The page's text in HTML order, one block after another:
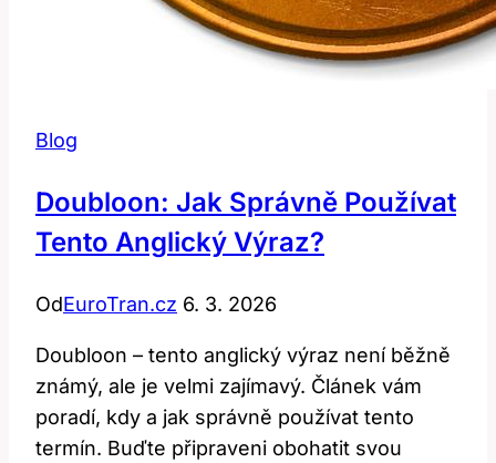
Blog
Doubloon: Jak Správně Používat
Tento Anglický Výraz?
OdEuroTran.cz 6. 3. 2026
Doubloon – tento anglický výraz není běžně
známý, ale je velmi zajímavý. Článek vám
poradí, kdy a jak správně používat tento
termín. Buďte připraveni obohatit svou